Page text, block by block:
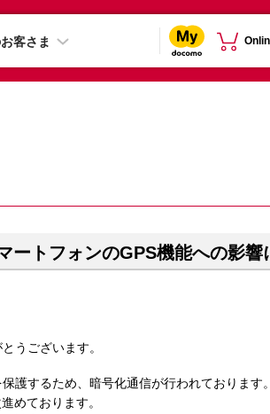
客さま
ートフォンのGPS機能への影響
うございます。
護するため、暗号化通信が行われておりま
めております。